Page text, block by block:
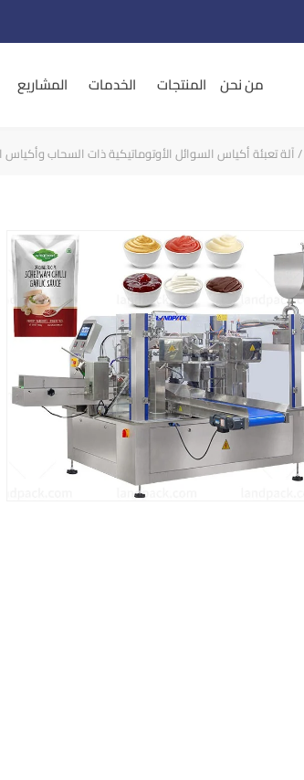
من نحن المنتجات الخدمات المشاريع
/ آلة تعبئة أكياس السوائل الأوتوماتيكية ذات السحاب وأكياس